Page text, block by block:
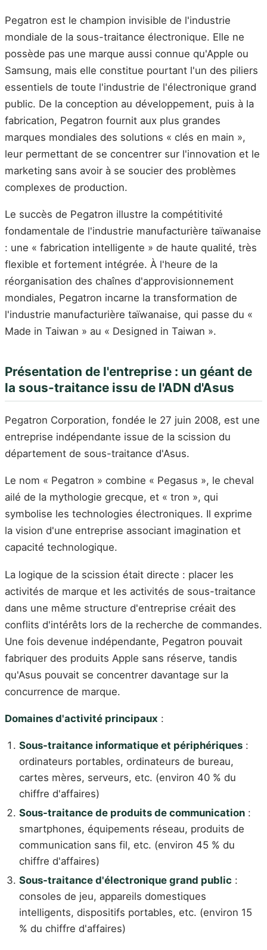
Pegatron est le champion invisible de l'industrie
mondiale de la sous-traitance électronique. Elle ne
possède pas une marque aussi connue qu'Apple ou
Samsung, mais elle constitue pourtant l'un des piliers
essentiels de toute l'industrie de l'électronique grand
public. De la conception au développement, puis à la
fabrication, Pegatron fournit aux plus grandes
marques mondiales des solutions « clés en main »,
leur permettant de se concentrer sur l'innovation et le
marketing sans avoir à se soucier des problèmes
complexes de production.
Le succès de Pegatron illustre la compétitivité
fondamentale de l'industrie manufacturière taïwanaise
: une « fabrication intelligente » de haute qualité, très
flexible et fortement intégrée. À l'heure de la
réorganisation des chaînes d'approvisionnement
mondiales, Pegatron incarne la transformation de
l'industrie manufacturière taïwanaise, qui passe du «
Made in Taiwan » au « Designed in Taiwan ».
Présentation de l'entreprise : un géant de
la sous-traitance issu de l'ADN d'Asus
Pegatron Corporation, fondée le 27 juin 2008, est une
entreprise indépendante issue de la scission du
département de sous-traitance d'Asus.
Le nom « Pegatron » combine « Pegasus », le cheval
ailé de la mythologie grecque, et « tron », qui
symbolise les technologies électroniques. Il exprime
la vision d'une entreprise associant imagination et
capacité technologique.
La logique de la scission était directe : placer les
activités de marque et les activités de sous-traitance
dans une même structure d'entreprise créait des
conflits d'intérêts lors de la recherche de commandes.
Une fois devenue indépendante, Pegatron pouvait
fabriquer des produits Apple sans réserve, tandis
qu'Asus pouvait se concentrer davantage sur la
concurrence de marque.
Domaines d'activité principaux :
Sous-traitance informatique et périphériques :
ordinateurs portables, ordinateurs de bureau,
cartes mères, serveurs, etc. (environ 40 % du
chiffre d'affaires)
Sous-traitance de produits de communication :
smartphones, équipements réseau, produits de
communication sans fil, etc. (environ 45 % du
chiffre d'affaires)
Sous-traitance d'électronique grand public :
consoles de jeu, appareils domestiques
intelligents, dispositifs portables, etc. (environ 15
% du chiffre d'affaires)